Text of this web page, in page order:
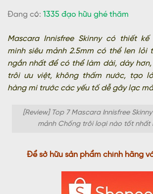
Đang có: 1335 đạo hữu ghé thăm
Mascara Innisfree Skinny có thiết
minh siêu mảnh 2.5mm có thể len lỏi
ngắn nhất để có thể làm dài, dày
trôi ưu việt, không thấm nước, tạo
hàng mi trước các yếu tố dễ gây lạc
[Review] Top 7 Mascara Innisfree
mảnh Chống trôi loại nào tốt nhất
Để sở hữu sản phẩm chính hãng